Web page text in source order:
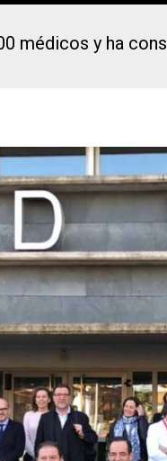
médicos y ha